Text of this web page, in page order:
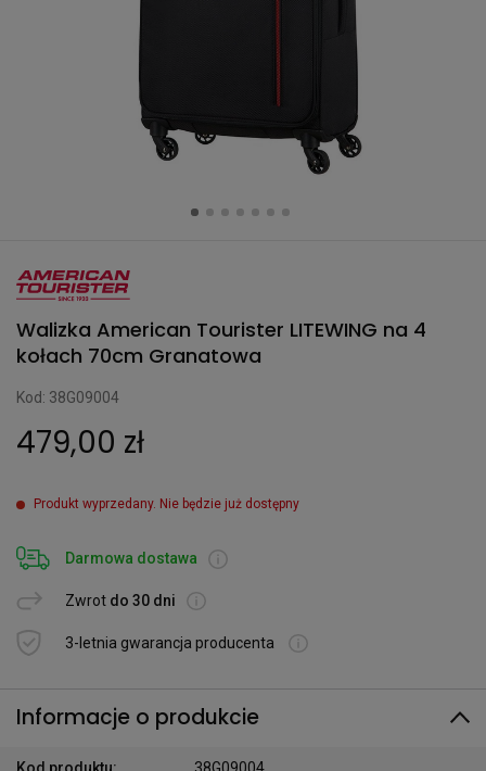
Walizka American Tourister LITEWING na 4
kołach 70cm Granatowa
Kod: 38G09004
479,00 zł
Produkt wyprzedany. Nie będzie już dostępny
Darmowa dostawa
Zwrot do 30 dni
3-letnia gwarancja producenta
Informacje o produkcie